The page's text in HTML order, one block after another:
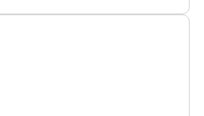
請エントリーの受付を
たします。